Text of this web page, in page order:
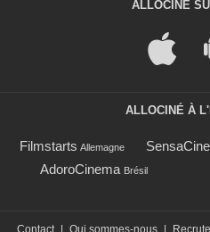
ALLOCINÉ
ALLOCINÉ À
Filmstarts Allemagne SensaCine
AdoroCinema Brésil